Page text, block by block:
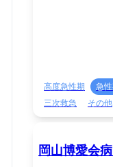
高度急性期 急
三次救急
その他
岡山博愛会